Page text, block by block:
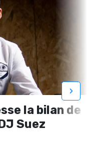
la bilan de
Suez
›